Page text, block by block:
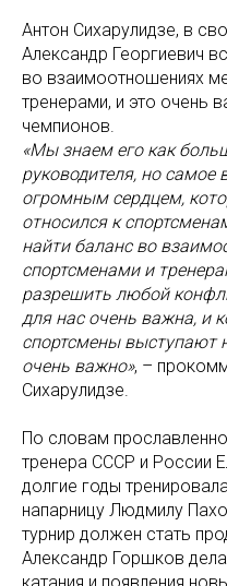
Антон Сихарулидзе, в
Александр Георгиевич
во взаимоотношениях
тренерами, и это очень
чемпионов.
«Мы знаем его как
руководителя, но самое
огромным сердцем,
относился к
найти баланс во
спортсменами и
разрешить любой
для нас очень важна, и
спортсмены выступают
очень важно», –
Сихарулидзе.
По словам
тренера СССР и России
долгие годы
напарницу Людмилу
турнир должен стать
Александр Горшков
катания и появления